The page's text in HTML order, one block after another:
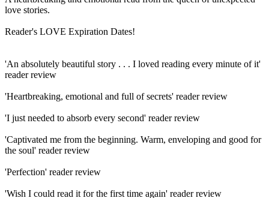
love stories.
Reader's LOVE Expiration Dates!
'An absolutely beautiful story . . . I loved reading every minute of it'
reader review
'Heartbreaking, emotional and full of secrets' reader review
'I just needed to absorb every second' reader review
'Captivated me from the beginning. Warm, enveloping and good for
the soul' reader review
'Perfection' reader review
'Wish I could read it for the first time again' reader review